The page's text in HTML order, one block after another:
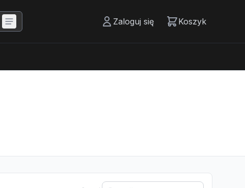
Zaloguj się Koszyk